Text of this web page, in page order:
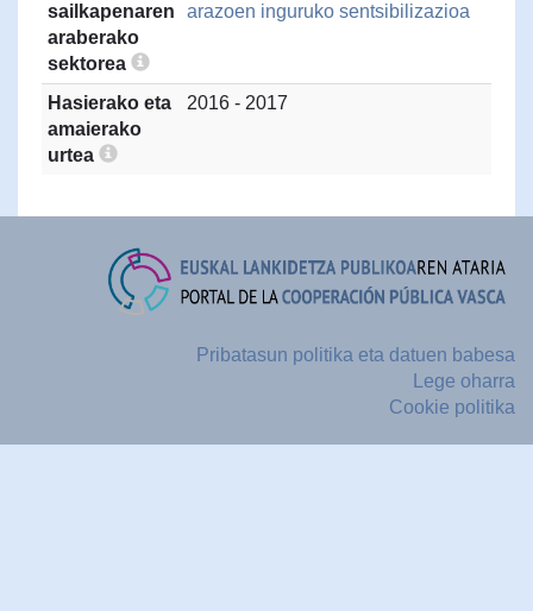
sailkapenaren
araberako
sektorea
arazoen inguruko sentsibilizazioa
Hasierako eta
amaierako
urtea
2016 - 2017
Pribatasun politika eta datuen babesa
Lege oharra
Cookie politika